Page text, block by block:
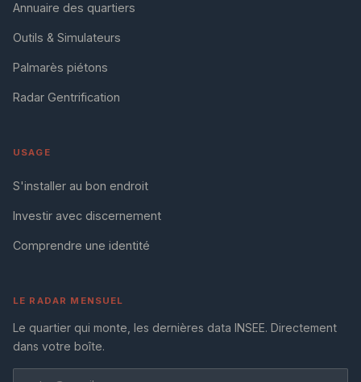
Annuaire des quartiers
Outils & Simulateurs
Palmarès piétons
Radar Gentrification
USAGE
S'installer au bon endroit
Investir avec discernement
Comprendre une identité
LE RADAR MENSUEL
Le quartier qui monte, les dernières data INSEE. Directement
dans votre boîte.